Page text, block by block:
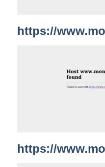
https://
https://